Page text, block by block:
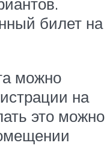
билет на
можно
на
это можно